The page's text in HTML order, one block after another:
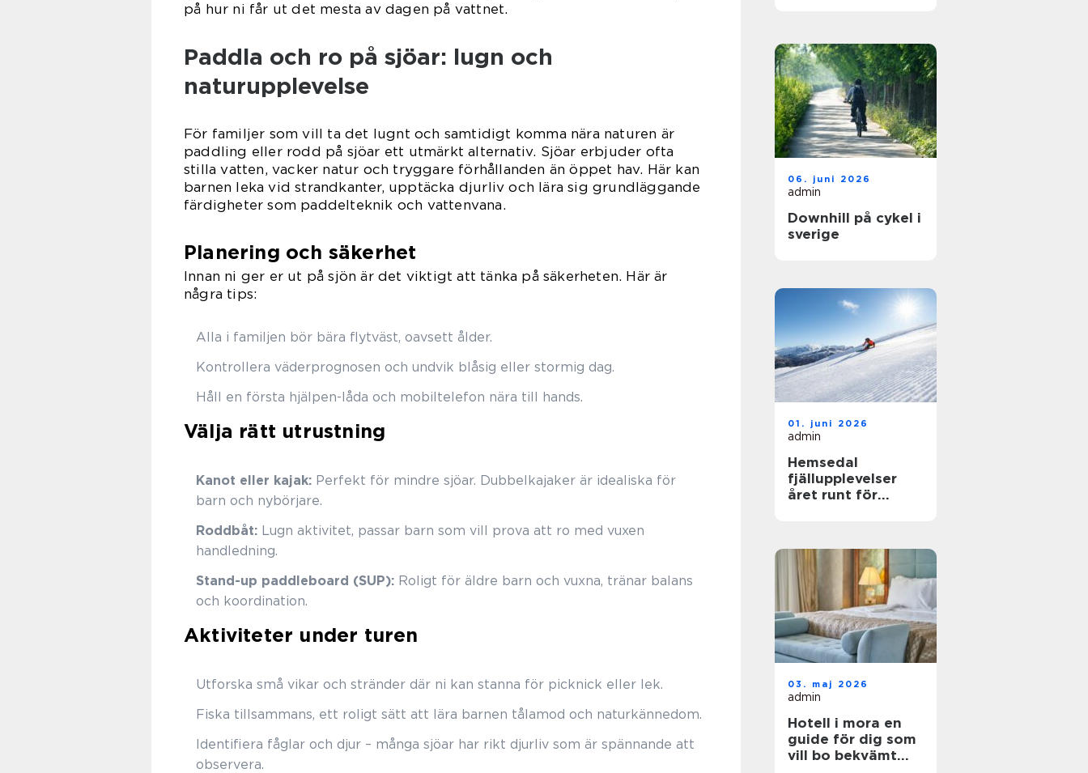
på hur ni får ut det mesta av dagen på vattnet.
Paddla och ro på sjöar: lugn och
naturupplevelse
För familjer som vill ta det lugnt och samtidigt komma nära naturen är
paddling eller rodd på sjöar ett utmärkt alternativ. Sjöar erbjuder ofta
stilla vatten, vacker natur och tryggare förhållanden än öppet hav. Här kan
barnen leka vid strandkanter, upptäcka djurliv och lära sig grundläggande
färdigheter som paddelteknik och vattenvana.
Planering och säkerhet
Innan ni ger er ut på sjön är det viktigt att tänka på säkerheten. Här är
några tips:
Alla i familjen bör bära flytväst, oavsett ålder.
Kontrollera väderprognosen och undvik blåsig eller stormig dag.
Håll en första hjälpen-låda och mobiltelefon nära till hands.
Välja rätt utrustning
Kanot eller kajak: Perfekt för mindre sjöar. Dubbelkajaker är idealiska för
barn och nybörjare.
Roddbåt: Lugn aktivitet, passar barn som vill prova att ro med vuxen
handledning.
Stand-up paddleboard (SUP): Roligt för äldre barn och vuxna, tränar balans
och koordination.
Aktiviteter under turen
Utforska små vikar och stränder där ni kan stanna för picknick eller lek.
Fiska tillsammans, ett roligt sätt att lära barnen tålamod och naturkännedom.
Identifiera fåglar och djur – många sjöar har rikt djurliv som är spännande att
observera.
06. juni 2026
admin
Downhill på cykel i
sverige
01. juni 2026
admin
Hemsedal
fjällupplevelser
året runt för
03. maj 2026
admin
Hotell i mora en
guide för dig som
vill bo bekvämt